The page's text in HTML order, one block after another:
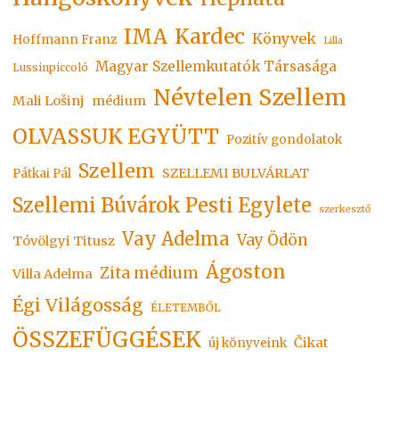
Hoffmann Franz IMA Kardec Könyvek Lilla
Lussinpiccoló Magyar Szellemkutatók Társasága
Mali Lošinj médium Névtelen Szellem
OLVASSUK EGYÜTT Pozitív gondolatok
Pátkai Pál Szellem SZELLEMI BULVÁRLAT
Szellemi Búvárok Pesti Egylete szerkesztő
Tóvölgyi Titusz Vay Adelma Vay Ödön
Villa Adelma Zita médium Ágoston
Égi Világosság ÉLETEMBŐL
ÖSSZEFÜGGÉSEK új könyveink Čikat